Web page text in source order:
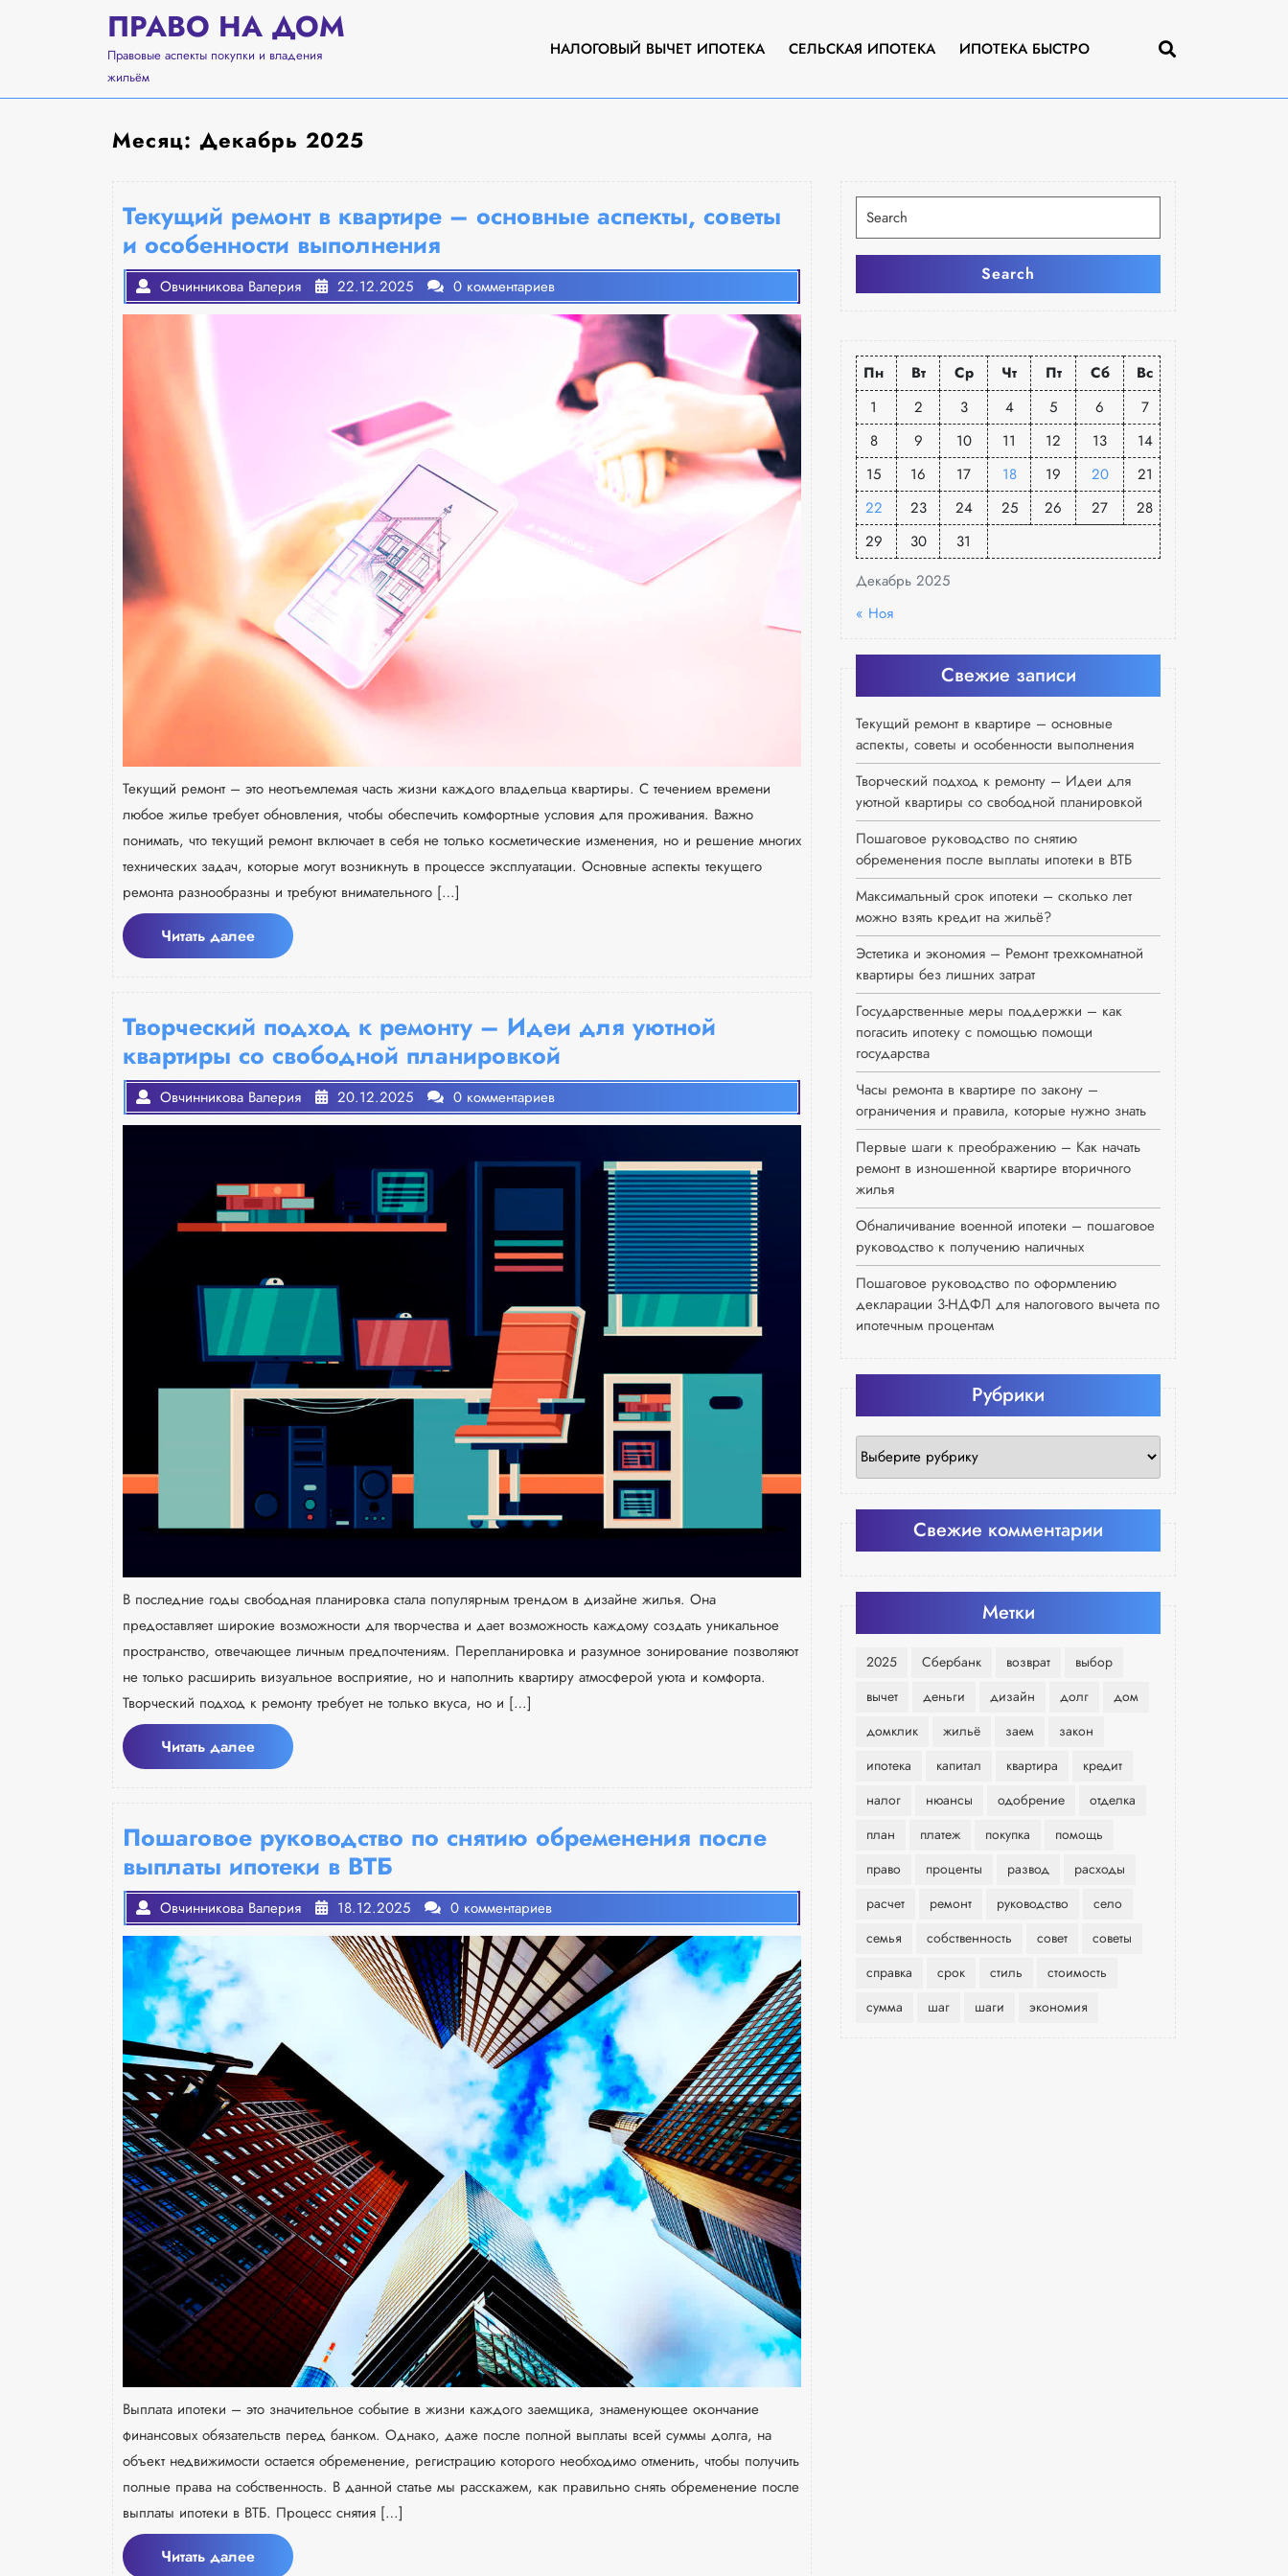
ПРАВО НА ДОМ
Правовые аспекты покупки и владения
жильём
НАЛОГОВЫЙ ВЫЧЕТ ИПОТЕКА СЕЛЬСКАЯ ИПОТЕКА ИПОТЕКА БЫСТРО
Месяц: Декабрь 2025
Текущий ремонт в квартире – основные аспекты, советы
и особенности выполнения
Овчинникова Валерия 22.12.2025 0 комментариев
Текущий ремонт – это неотъемлемая часть жизни каждого владельца квартиры. С течением времени
любое жилье требует обновления, чтобы обеспечить комфортные условия для проживания. Важно
понимать, что текущий ремонт включает в себя не только косметические изменения, но и решение многих
технических задач, которые могут возникнуть в процессе эксплуатации. Основные аспекты текущего
ремонта разнообразны и требуют внимательного […]
Читать далееЧитать
далее
Творческий подход к ремонту – Идеи для уютной
квартиры со свободной планировкой
Овчинникова Валерия 20.12.2025 0 комментариев
В последние годы свободная планировка стала популярным трендом в дизайне жилья. Она
предоставляет широкие возможности для творчества и дает возможность каждому создать уникальное
пространство, отвечающее личным предпочтениям. Перепланировка и разумное зонирование позволяют
не только расширить визуальное восприятие, но и наполнить квартиру атмосферой уюта и комфорта.
Творческий подход к ремонту требует не только вкуса, но и […]
Читать далееЧитать
далее
Пошаговое руководство по снятию обременения после
выплаты ипотеки в ВТБ
Овчинникова Валерия 18.12.2025 0 комментариев
Выплата ипотеки – это значительное событие в жизни каждого заемщика, знаменующее окончание
финансовых обязательств перед банком. Однако, даже после полной выплаты всей суммы долга, на
объект недвижимости остается обременение, регистрацию которого необходимо отменить, чтобы получить
полные права на собственность. В данной статье мы расскажем, как правильно снять обременение после
выплаты ипотеки в ВТБ. Процесс снятия […]
Читать далееЧитать
Искать:
Search
Декабрь 2025
Пн Вт Ср Чт Пт Сб
Вс
1
2 3 4 5 6
7
8
9 10 11 12 13
14
15
16 17 18 19 20
21
22
23 24 25 26 27
28
29
30 31
« Ноя
Свежие записи
Текущий ремонт в квартире – основные
аспекты, советы и особенности выполнения
Творческий подход к ремонту – Идеи для
уютной квартиры со свободной планировкой
Пошаговое руководство по снятию
обременения после выплаты ипотеки в ВТБ
Максимальный срок ипотеки – сколько лет
можно взять кредит на жильё?
Эстетика и экономия – Ремонт трехкомнатной
квартиры без лишних затрат
Государственные меры поддержки – как
погасить ипотеку с помощью помощи
государства
Часы ремонта в квартире по закону –
ограничения и правила, которые нужно знать
Первые шаги к преображению – Как начать
ремонт в изношенной квартире вторичного
жилья
Обналичивание военной ипотеки – пошаговое
руководство к получению наличных
Пошаговое руководство по оформлению
декларации 3-НДФЛ для налогового вычета по
ипотечным процентам
Рубрики
Рубрики
Свежие комментарии
Метки
2025 Сбербанк возврат
выбор
вычет
деньги дизайн долг
дом
домклик
жильё заем
закон
ипотека
капитал квартира
кредит
налог
нюансы одобрение
отделка
план
платеж покупка
помощь
право
проценты развод
расходы
расчет
ремонт руководство
село
семья
собственность совет
советы
справка
срок стиль
стоимость
сумма
шаг шаги экономия